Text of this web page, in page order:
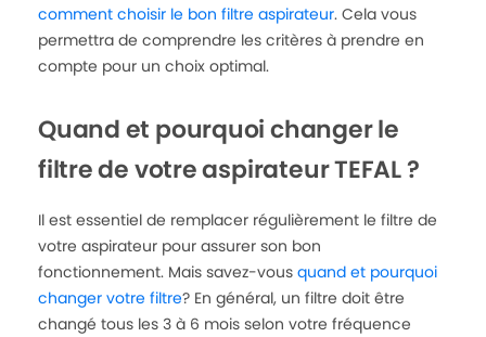
comment choisir le bon filtre aspirateur. Cela vous
permettra de comprendre les critères à prendre en
compte pour un choix optimal.
Quand et pourquoi changer le
filtre de votre aspirateur TEFAL ?
Il est essentiel de remplacer régulièrement le filtre de
votre aspirateur pour assurer son bon
fonctionnement. Mais savez-vous quand et pourquoi
changer votre filtre? En général, un filtre doit être
changé tous les 3 à 6 mois selon votre fréquence